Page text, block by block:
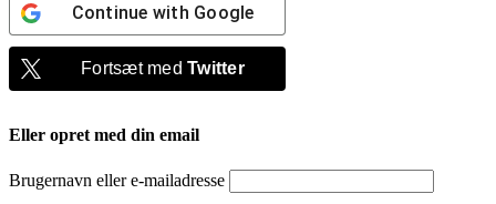
Continue with Google
Fortsæt medTwitter
Eller opret med din email
Brugernavn eller e-mailadresse